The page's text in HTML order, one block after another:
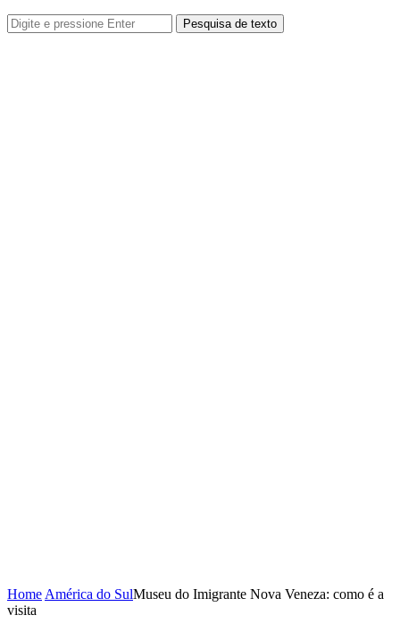
Pesquisa de texto
Home América do SulMuseu do Imigrante Nova Veneza: como é a
visita